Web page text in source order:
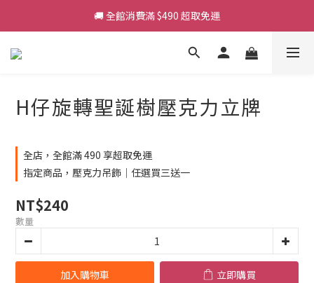
🚚 全館消費滿 $490 超取免運
🚚 全館消費滿 $490 超取免運
加入會員輸入【NEW26】享首購 50 元折扣
🚚 全館消費滿 $490 超取免運
H仔旋轉聖誕樹壓克力立牌
全店，全館滿 490 享超取免運
指定商品，壓克力吊飾｜任選買三送一
NT$240
數量
加入購物車 立即購買